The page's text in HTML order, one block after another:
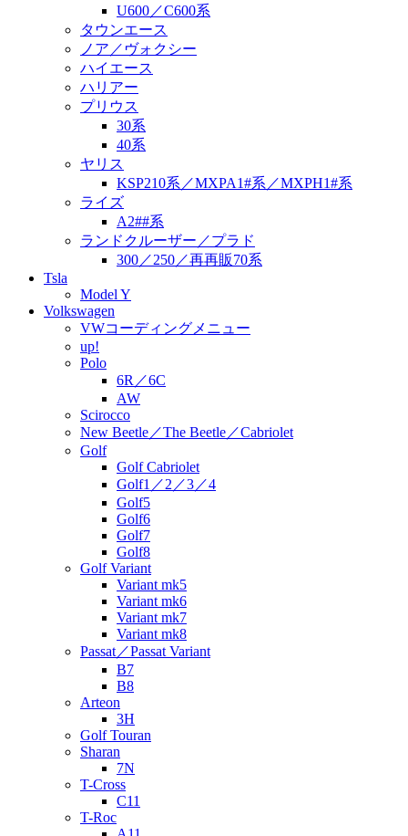
U600／C600系
タウンエース
ノア／ヴォクシー
ハイエース
ハリアー
プリウス
30系
40系
ヤリス
KSP210系／MXPA1#系／MXPH1#系
ライズ
A2##系
ランドクルーザー／プラド
300／250／再再販70系
Tsla
Model Y
Volkswagen
VWコーディングメニュー
up!
Polo
6R／6C
AW
Scirocco
New Beetle／The Beetle／Cabriolet
Golf
Golf Cabriolet
Golf1／2／3／4
Golf5
Golf6
Golf7
Golf8
Golf Variant
Variant mk5
Variant mk6
Variant mk7
Variant mk8
Passat／Passat Variant
B7
B8
Arteon
3H
Golf Touran
Sharan
7N
T-Cross
C11
T-Roc